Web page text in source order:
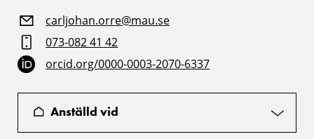
carljohan.orre@mau.se
073-082 41 42
orcid.org/0000-0003-2070-6337
Anställd vid